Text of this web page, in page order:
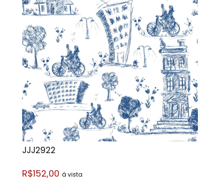
JJJ2922
R$152,00 á vista